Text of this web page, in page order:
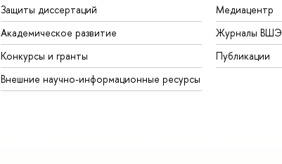
Защиты диссертаций
Академическое развитие
Конкурсы и гранты
Внешние научно-информационные ресурсы
Медиацентр
Журналы ВШЭ
Публикации